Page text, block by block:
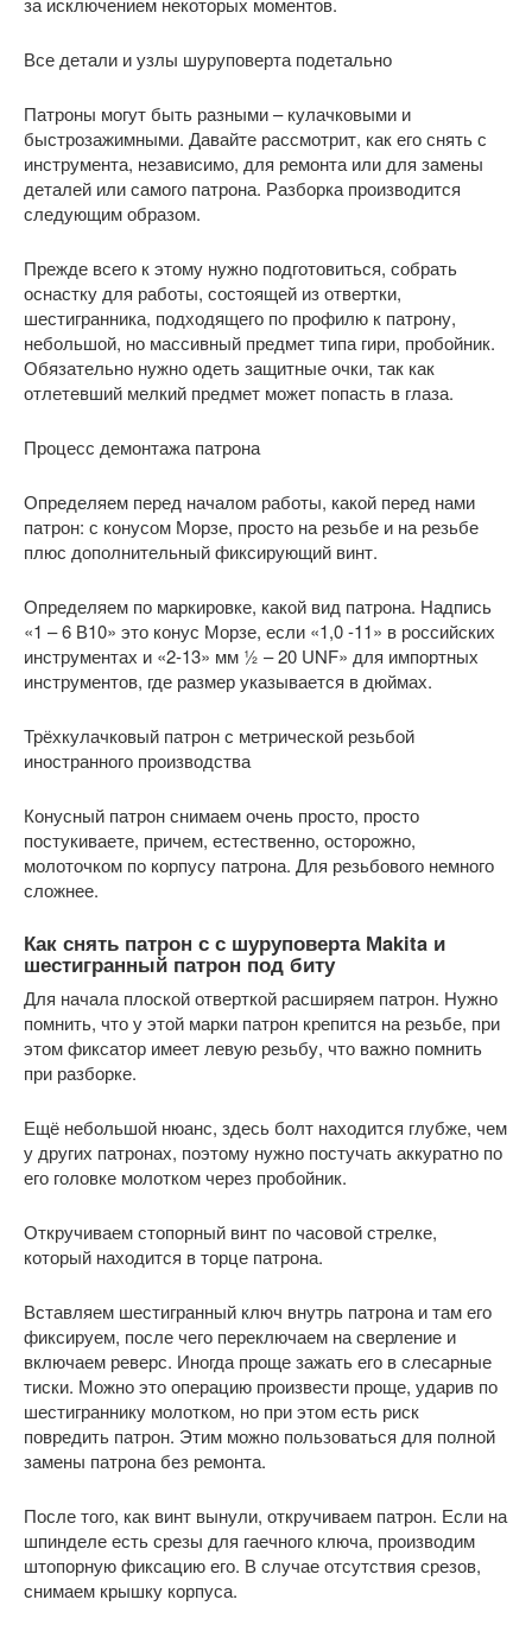
Все детали и узлы шуруповерта подетально
Патроны могут быть разными – кулачковыми и
быстрозажимными. Давайте рассмотрит, как его снять с
инструмента, независимо, для ремонта или для замены
деталей или самого патрона. Разборка производится
следующим образом.
Прежде всего к этому нужно подготовиться, собрать
оснастку для работы, состоящей из отвертки,
шестигранника, подходящего по профилю к патрону,
небольшой, но массивный предмет типа гири, пробойник.
Обязательно нужно одеть защитные очки, так как
отлетевший мелкий предмет может попасть в глаза.
Процесс демонтажа патрона
Определяем перед началом работы, какой перед нами
патрон: с конусом Морзе, просто на резьбе и на резьбе
плюс дополнительный фиксирующий винт.
Определяем по маркировке, какой вид патрона. Надпись
«1 – 6 В10» это конус Морзе, если «1,0 -11» в российских
инструментах и «2-13» мм ½ – 20 UNF» для импортных
инструментов, где размер указывается в дюймах.
Трёхкулачковый патрон с метрической резьбой
иностранного производства
Конусный патрон снимаем очень просто, просто
постукиваете, причем, естественно, осторожно,
молоточком по корпусу патрона. Для резьбового немного
сложнее.
Как снять патрон с с шуруповерта Мakita и
шестигранный патрон под биту
Для начала плоской отверткой расширяем патрон. Нужно
помнить, что у этой марки патрон крепится на резьбе, при
этом фиксатор имеет левую резьбу, что важно помнить
при разборке.
Ещё небольшой нюанс, здесь болт находится глубже, чем
у других патронах, поэтому нужно постучать аккуратно по
его головке молотком через пробойник.
Откручиваем стопорный винт по часовой стрелке,
который находится в торце патрона.
Вставляем шестигранный ключ внутрь патрона и там его
фиксируем, после чего переключаем на сверление и
включаем реверс. Иногда проще зажать его в слесарные
тиски. Можно это операцию произвести проще, ударив по
шестиграннику молотком, но при этом есть риск
повредить патрон. Этим можно пользоваться для полной
замены патрона без ремонта.
После того, как винт вынули, откручиваем патрон. Если на
шпинделе есть срезы для гаечного ключа, производим
штопорную фиксацию его. В случае отсутствия срезов,
снимаем крышку корпуса.